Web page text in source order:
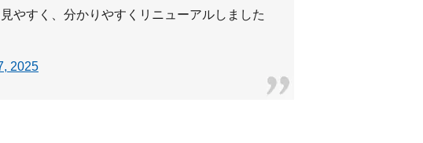
やすく、分かりやすくリニューアルしました
2025